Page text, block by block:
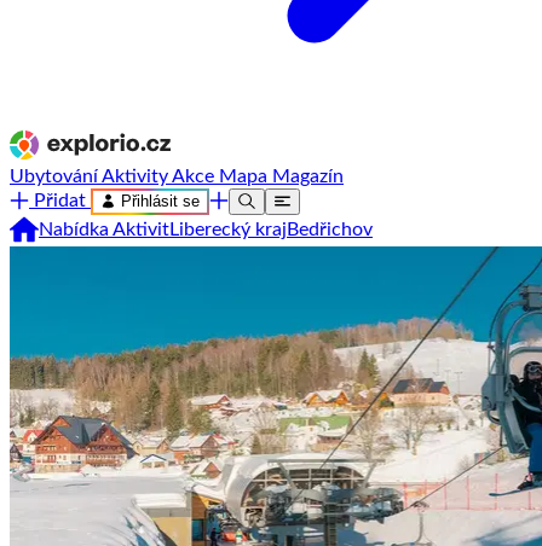
UbytováníAktivityAkce Mapa Magazín
Přidat
Přihlásit se
Nabídka AktivitLiberecký kraj Bedřichov